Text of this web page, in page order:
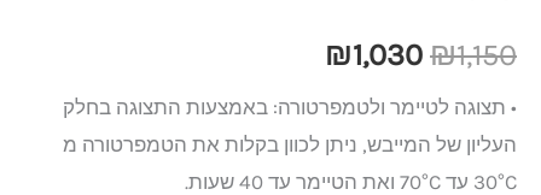
₪1,150
₪1,030
• תצוגה לטיימר ולטמפרטורה: באמצעות התצוגה בחלק
העליון של המייבש, ניתן לכוון בקלות את הטמפרטורה מ
30°C עד 70°C ואת הטיימר עד 40 שעות.